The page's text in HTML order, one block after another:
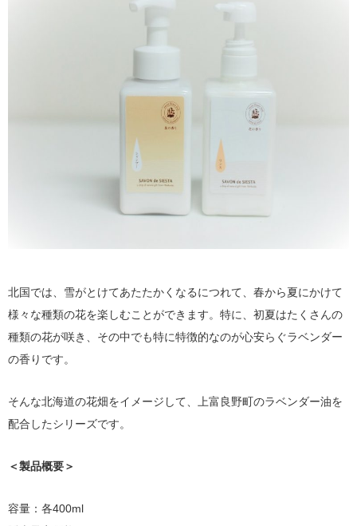
北国では、雪がとけてあたたかくなるにつれて、春から夏にかけて
様々な種類の花を楽しむことができます。特に、初夏はたくさんの
種類の花が咲き、その中でも特に特徴的なのが心安らぐラベンダー
の香りです。
そんな北海道の花畑をイメージして、上富良野町のラベンダー油を
配合したシリーズです。
＜製品概要＞
容量：各400ml